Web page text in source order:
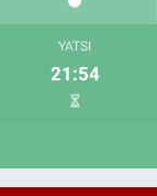
YATSI
21:54